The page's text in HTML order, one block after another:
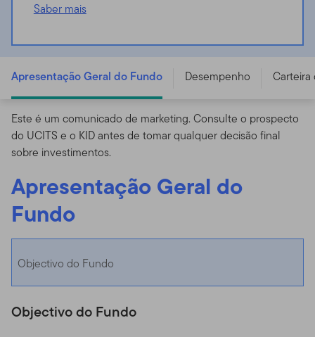
Saber mais
LU1244551112
Apresentação Geral do Fundo Desempenho
Este é um comunicado de marketing. Consulte o prospecto
do UCITS e o KID antes de tomar qualquer decisão final
sobre investimentos.
Apresentação Geral do
Fundo
Objectivo do Fundo
Objectivo do Fundo